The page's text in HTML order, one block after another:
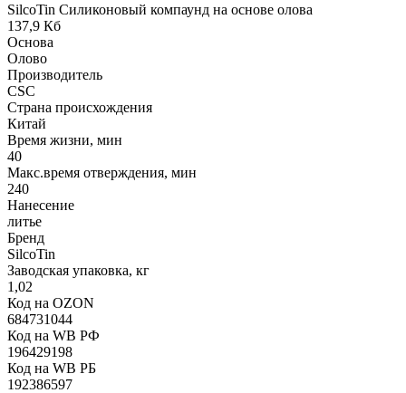
SilcoTin Силиконовый компаунд на основе олова
137,9 Кб
Основа
Олово
Производитель
CSC
Страна происхождения
Китай
Время жизни, мин
40
Макс.время отверждения, мин
240
Нанесение
литье
Бренд
SilcoTin
Заводская упаковка, кг
1,02
Код на OZON
684731044
Код на WB РФ
196429198
Код на WB РБ
192386597